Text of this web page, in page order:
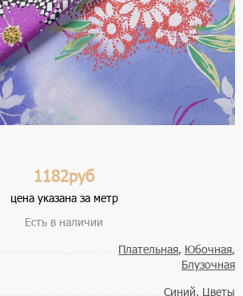
1182руб
цена указана за метр
Есть в наличии
Плательная, Юбочная,
Блузочная
Синий, Цветы